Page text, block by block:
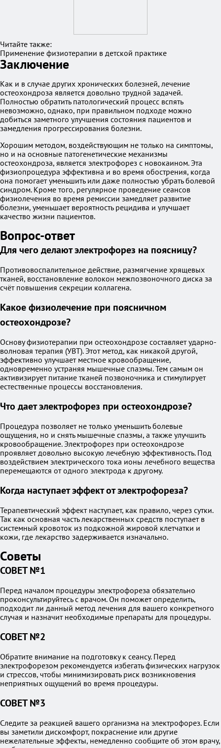
Читайте также:
Применение физиотерапии в детской практике
Заключение
Как и в случае других хронических болезней, лечение
остеохондроза является довольно трудной задачей.
Полностью обратить патологический процесс вспять
невозможно, однако, при правильном подходе можно
добиться заметного улучшения состояния пациентов и
замедления прогрессирования болезни.
Хорошим методом, воздействующим не только на симптомы,
но и на основные патогенетические механизмы
остеохондроза, является электрофорез с новокаином. Эта
физиопроцедура эффективна и во время обострения, когда
она помогает уменьшить или даже полностью убрать болевой
синдром. Кроме того, регулярное проведение сеансов
физиолечения во время ремиссии замедляет развитие
болезни, уменьшает вероятность рецидива и улучшает
качество жизни пациентов.
Вопрос-ответ
Для чего делают электрофорез на поясницу?
Противовоспалительное действие, размягчение хрящевых
тканей, восстановление волокон межпозвоночного диска за
счёт повышения секреции коллагена.
Какое физиолечение при поясничном
остеохондрозе?
Основу физиотерапии при остеохондрозе составляет ударно-
волновая терапия (УВТ). Этот метод, как никакой другой,
эффективно улучшает местное кровообращение,
одновременно устраняя мышечные спазмы. Тем самым он
активизирует питание тканей позвоночника и стимулирует
естественные процессы восстановления.
Что дает электрофорез при остеохондрозе?
Процедура позволяет не только уменьшить болевые
ощущения, но и снять мышечные спазмы, а также улучшить
кровообращение. Электрофорез при остеохондрозе
проявляет довольно высокую лечебную эффективность. Под
воздействием электрического тока ионы лечебного вещества
перемещаются от одного электрода к другому.
Когда наступает эффект от электрофореза?
Терапевтический эффект наступает, как правило, через сутки.
Так как основная часть лекарственных средств поступает в
системный кровоток из подкожной жировой клетчатки и
кожи, где лекарство задерживается изначально.
Советы
СОВЕТ №1
Перед началом процедуры электрофореза обязательно
проконсультируйтесь с врачом. Он поможет определить,
подходит ли данный метод лечения для вашего конкретного
случая и назначит необходимые препараты для процедуры.
СОВЕТ №2
Обратите внимание на подготовку к сеансу. Перед
электрофорезом рекомендуется избегать физических нагрузок
и стрессов, чтобы минимизировать риск возникновения
неприятных ощущений во время процедуры.
СОВЕТ №3
Следите за реакцией вашего организма на электрофорез. Если
вы заметили дискомфорт, покраснение или другие
нежелательные эффекты, немедленно сообщите об этом врачу,